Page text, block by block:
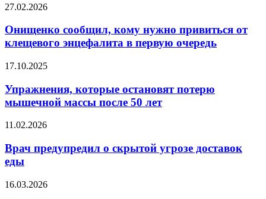
Онищенко
кому
привиться
клещевого
в
первую
27.02.2026
Онищенко сообщил, кому нужно привиться от
клещевого энцефалита в первую очередь
Упражнения,
остановят
потерю
мышечной
после
лет
17.10.2025
Упражнения, которые остановят потерю
мышечной массы после 50 лет
Врач
о
скрытой
угрозе
еды
11.02.2026
Врач предупредил о скрытой угрозе доставок
еды
Как
16.03.2026